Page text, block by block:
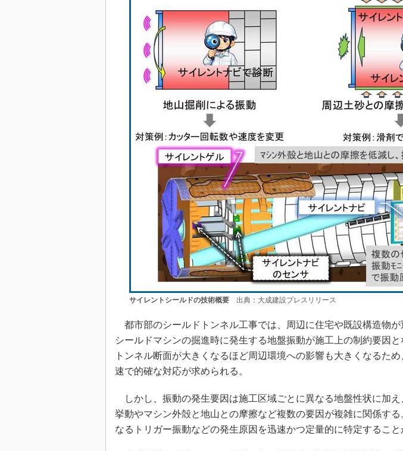
サイレントシールドの技術概要出典：大成建設プレスリリース
都市部のシールドトンネル工事では、周辺に住宅や既設構造物が
シールドマシンの掘進時に発生する地盤振動が施工上の制約要因
トンネル断面が大きくなるほど周辺環境への影響も大きくなるた
速で的確な対応が求められる。
しかし、振動の発生要因は施工区域ごとに異なる地盤性状に加
挙動やマシン外殻と地山との摩擦など複数の要因が複雑に関係す
なるトリガー振動などの発生原因を迅速かつ定量的に特定すること